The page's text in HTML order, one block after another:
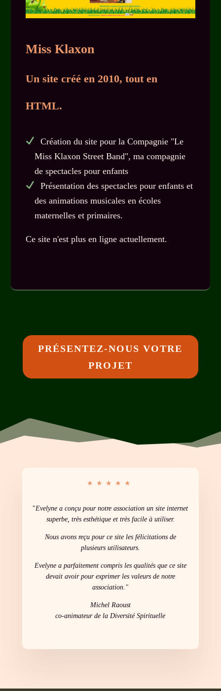
Miss Klaxon
Un site créé en 2010, tout en
HTML.
Création du site pour la Compagnie "Le
Miss Klaxon Street Band", ma compagnie
de spectacles pour enfants
Présentation des spectacles pour enfants et
des animations musicales en écoles
maternelles et primaires.
Ce site n'est plus en ligne actuellement.
PRÉSENTEZ-NOUS VOTRE
PROJET
★★★★★
"Evelyne a conçu pour notre association un site internet
superbe, très esthétique et très facile à utiliser.
Nous avons reçu pour ce site les félicitations de
plusieurs utilisateurs.
Evelyne a parfaitement compris les qualités que ce site
devait avoir pour exprimer les valeurs de notre
association."
Michel Raoust
co-animateur de la Diversité Spirituelle